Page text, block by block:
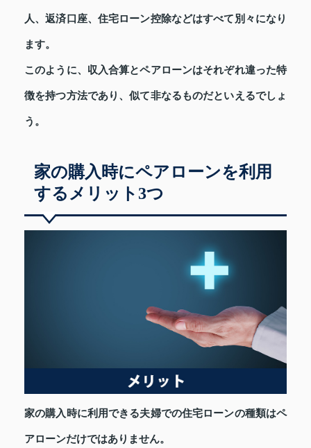
人、返済口座、住宅ローン控除などはすべて別々になり
ます。
このように、収入合算とペアローンはそれぞれ違った特
徴を持つ方法であり、似て非なるものだといえるでしょ
う。
家の購入時にペアローンを利用
するメリット3つ
家の購入時に利用できる夫婦での住宅ローンの種類はペ
アローンだけではありません。